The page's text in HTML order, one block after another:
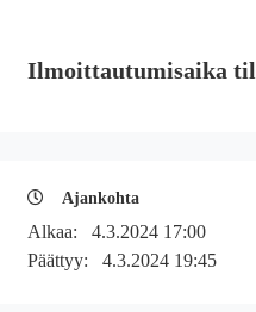
Ilmoittautumisaika
Ajankohta
Alkaa: 4.3.2024 17:00
Päättyy: 4.3.2024 19:45